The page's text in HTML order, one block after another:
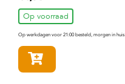
Op voorraad
Op werkdagen voor 21:00 besteld, morgen in huis